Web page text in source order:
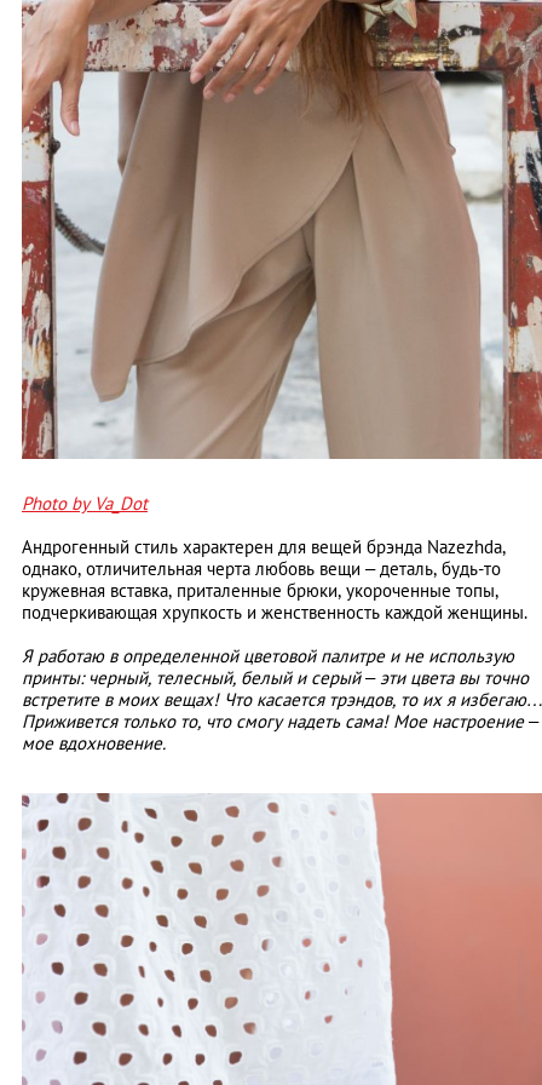
Photo by Va_Dot
Андрогенный стиль характерен для вещей брэнда Nazezhda,
однако, отличительная черта любовь вещи – деталь, будь-то
кружевная вставка, приталенные брюки, укороченные топы,
подчеркивающая хрупкость и женственность каждой женщины.
Я работаю в определенной цветовой палитре и не использую
принты: черный, телесный, белый и серый – эти цвета вы точно
встретите в моих вещах! Что касается трэндов, то их я
Приживется только то, что смогу надеть сама! Мое настроение –
мое вдохновение.